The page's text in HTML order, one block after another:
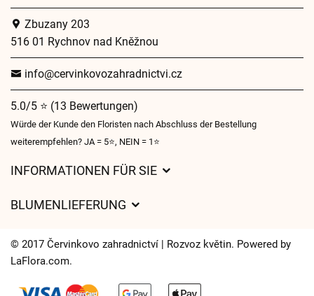
Zbuzany 203
516 01 Rychnov nad Kněžnou
info@cervinkovozahradnictvi.cz
5.0/5 ⭐ (13 Bewertungen)
Würde der Kunde den Floristen nach Abschluss der Bestellung
weiterempfehlen? JA = 5⭐, NEIN = 1⭐
INFORMATIONEN FÜR SIE
Lieferzeiten für Blumen – Übersicht der Möglichkeiten
BLUMENLIEFERUNG
Wohin wir Blumen liefern
© 2017 Červinkovo zahradnictví | Rozvoz květin. Powered by
LaFlora.com.